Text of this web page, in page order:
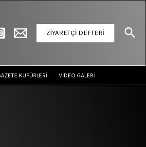
ZİYARETÇİ DEFTERİ
KUPÜRLERİ VİDEO GALERİ